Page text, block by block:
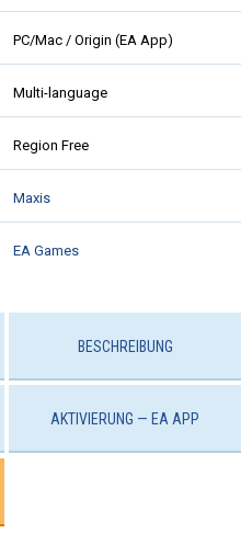
PC/Mac / Origin (EA App)
Multi-language
Region Free
Maxis
EA Games
BESCHREIBUNG
AKTIVIERUNG — EA APP